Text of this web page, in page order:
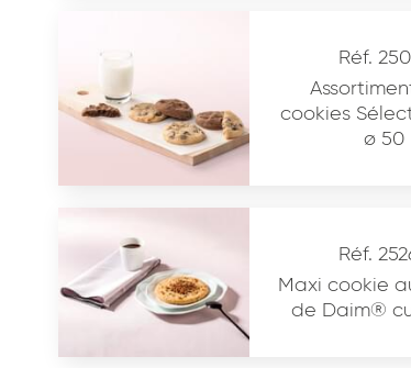
* Champs obligatoires
du site www.coupdepates.fr
Réf.
cookies
ø 50
Réf.
Maxi cookie
de Daim®